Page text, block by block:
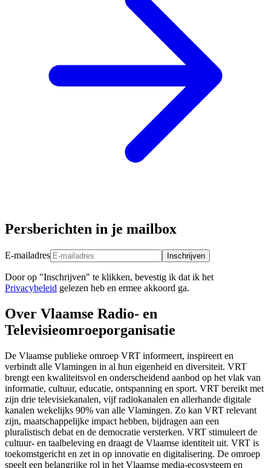
Persberichten in je mailbox
E-mailadres Inschrijven
Door op "Inschrijven" te klikken, bevestig ik dat ik het
Privacybeleid gelezen heb en ermee akkoord ga.
Over Vlaamse Radio- en
Televisieomroeporganisatie
De Vlaamse publieke omroep VRT informeert, inspireert en
verbindt alle Vlamingen in al hun eigenheid en diversiteit. VRT
brengt een kwaliteitsvol en onderscheidend aanbod op het vlak van
informatie, cultuur, educatie, ontspanning en sport. VRT bereikt met
zijn drie televisiekanalen, vijf radiokanalen en allerhande digitale
kanalen wekelijks 90% van alle Vlamingen. Zo kan VRT relevant
zijn, maatschappelijke impact hebben, bijdragen aan een
pluralistisch debat en de democratie versterken. VRT stimuleert de
cultuur- en taalbeleving en draagt de Vlaamse identiteit uit. VRT is
toekomstgericht en zet in op innovatie en digitalisering. De omroep
speelt een belangrijke rol in het Vlaamse media-ecosysteem en